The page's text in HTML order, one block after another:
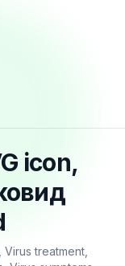
icon,
treatment,